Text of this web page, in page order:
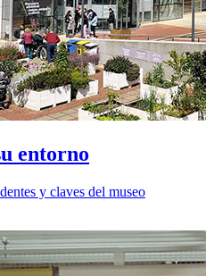
entorno
y claves del museo